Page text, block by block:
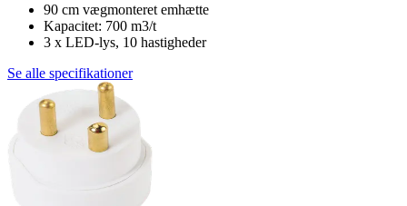
90 cm vægmonteret emhætte
Kapacitet: 700 m3/t
3 x LED-lys, 10 hastigheder
Se alle specifikationer